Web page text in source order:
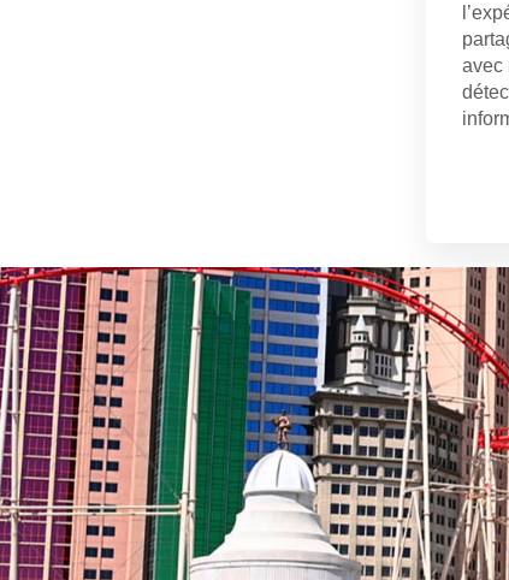
avec